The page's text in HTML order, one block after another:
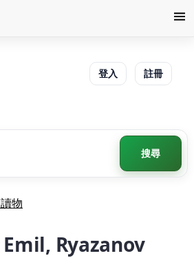
登入 註冊
搜尋
物
Ryazanov